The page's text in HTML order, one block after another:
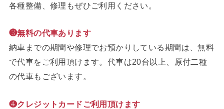
各種整備、修理もぜひご利用ください。
❸無料の代車あります
納車までの期間や修理でお預かりしている期間は、無料
で代車をご利用頂けます。代車は20台以上、原付二種
の代車もございます。
❹クレジットカードご利用頂けます